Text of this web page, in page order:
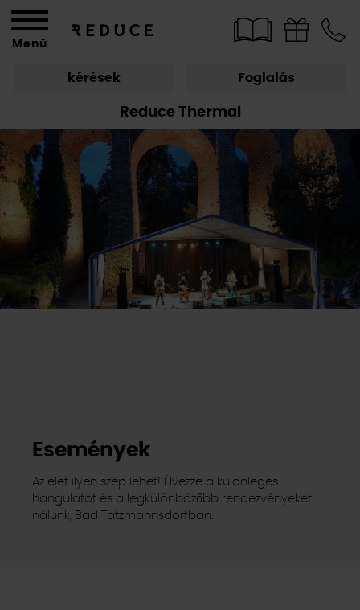
Események
Az élet ilyen szép lehet! Élvezze a különleges
hangulatot és a legkülönbözőbb rendezvényeket
nálunk, Bad Tatzmannsdorfban.
Reduce Thermal
kérések Foglalás
Menü